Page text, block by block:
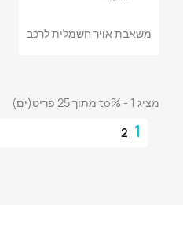
משאבת אויר חשמלית לרכב
מציג 1 - %to מתוך 25 פריט(ים)
1
2